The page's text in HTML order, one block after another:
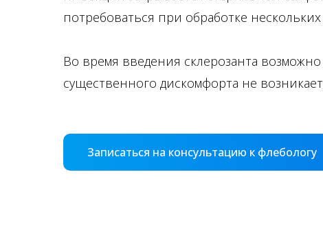
Записаться на консультацию к флебологу
потребоваться при обработке
Во время введения склерозанта
существенного дискомфорта не